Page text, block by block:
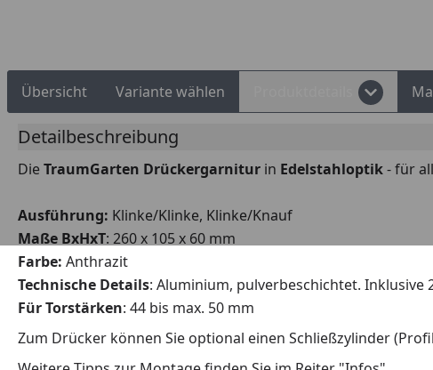
Übersicht Variante wählen
Detailbeschreibung
DieTraumGarten Drückergarnitur in Edelstahloptik- für
Ausführung: Klinke/Klinke, Klinke/Knauf
Maße BxHxT: 260 x 105 x 60 mm
Farbe: Anthrazit
Technische Details: Aluminium, pulverbeschichtet.
Für Torstärken: 44 bis max. 50 mm
Zum Drücker können Sie optional einen Schließzylinder